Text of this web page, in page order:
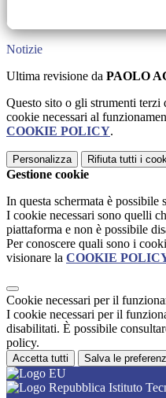
Notizie
Ultima revisione da PAOLO
Questo sito o gli strumenti
cookie necessari al
COOKIE POLICY.
Personalizza Rifiuta tutti i
Gestione cookie
In questa schermata è
I cookie necessari sono quelli
piattaforma e non è possibile
Per conoscere quali sono i
visionare la COOKIE
Cookie necessari per il
I cookie necessari per il
disabilitati. È possibile
policy.
Accetta tutti Salva le
Istituto